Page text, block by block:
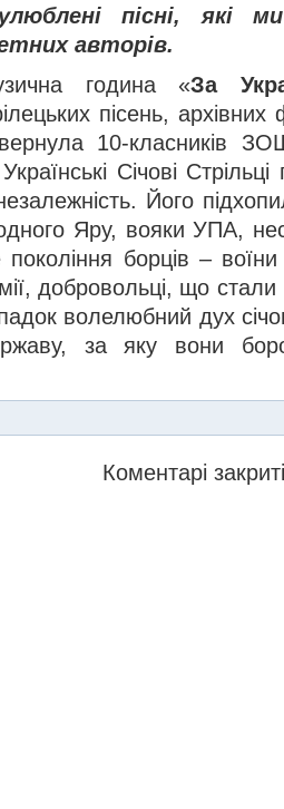
пісні, які
авторів.
година «За
пісень, архівних
10-класників
Січові
Його
Яру, вояки УПА,
борців –
добровольці, що
волелюбний дух
за яку вони
Коментарі